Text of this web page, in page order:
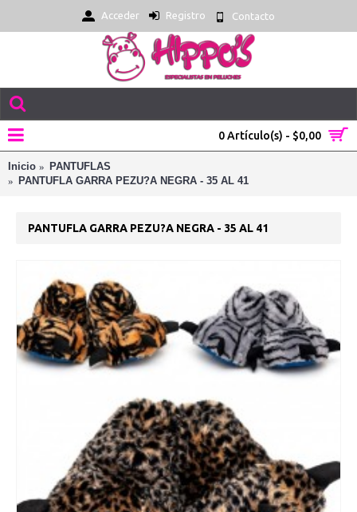
Acceder Registro Contacto
0 Artículo(s) - $0,00
Inicio
PANTUFLAS
PANTUFLA GARRA PEZU?A NEGRA - 35 AL 41
PANTUFLA GARRA PEZU?A NEGRA - 35 AL 41